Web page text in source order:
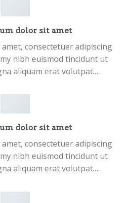
dolor sit amet
consectetuer adipiscing
nibh euismod tincidunt ut
aliquam erat volutpat….
dolor sit amet
consectetuer adipiscing
nibh euismod tincidunt ut
aliquam erat volutpat….